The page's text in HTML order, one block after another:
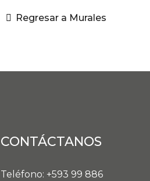
Regresar a Murales
CONTÁCTANOS
Teléfono: +593 99 886